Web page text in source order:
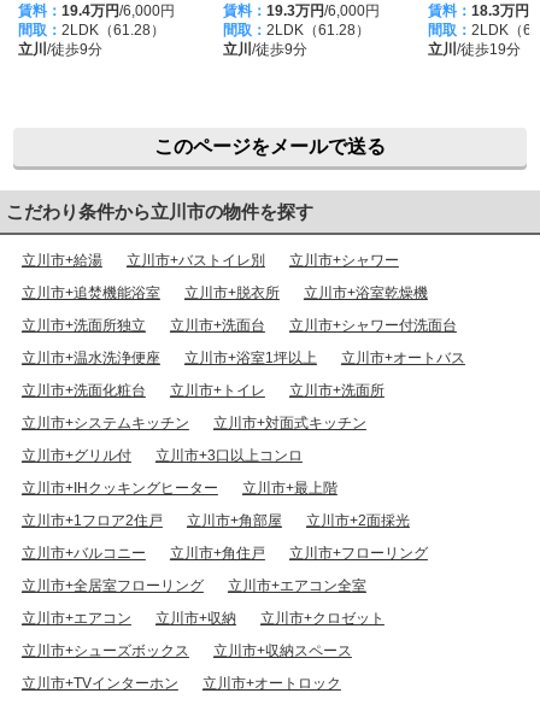
賃料： 19.4万円/6,000円
間取： 2LDK（61.28）
立川 /徒歩9分
賃料： 19.3万円/6,000円
間取： 2LDK（61.28）
立川 /徒歩9分
賃料： 18.3万円
間取： 2LDK（
立川 /徒歩19分
このページをメールで送る
こだわり条件から立川市の物件を探す
立川市+給湯 立川市+バストイレ別
立川市+シャワー
立川市+追焚機能浴室
立川市+脱衣所
立川市+浴室乾燥機
立川市+洗面所独立
立川市+洗面台
立川市+シャワー付洗面台
立川市+温水洗浄便座
立川市+浴室1坪以上
立川市+オートバス
立川市+洗面化粧台
立川市+トイレ
立川市+洗面所
立川市+システムキッチン
立川市+対面式キッチン
立川市+グリル付
立川市+3口以上コンロ
立川市+IHクッキングヒーター
立川市+最上階
立川市+1フロア2住戸
立川市+角部屋
立川市+2面採光
立川市+バルコニー
立川市+角住戸
立川市+フローリング
立川市+全居室フローリング
立川市+エアコン全室
立川市+エアコン
立川市+収納
立川市+クロゼット
立川市+シューズボックス
立川市+収納スペース
立川市+TVインターホン
立川市+オートロック